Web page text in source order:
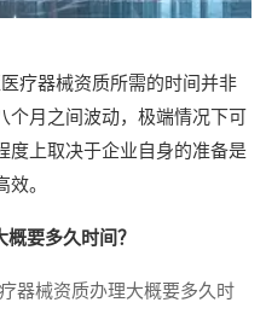
器械资质所需的时间并非
个月之间波动，极端情况下可
度上取决于企业自身的准备是
。
要多久时间？
械资质办理大概要多久时